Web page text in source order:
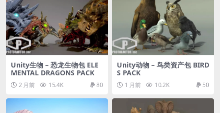
Unity生物 – 恐龙生物包 ELE
MENTAL DRAGONS PACK
2 月前 15.4K 80
Unity动物 – 鸟类资产包 BIRD
S PACK
1 月前 10.2K 50